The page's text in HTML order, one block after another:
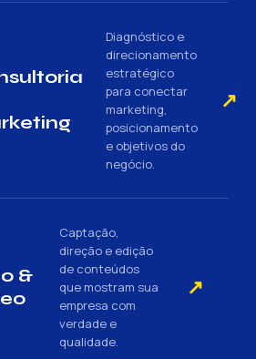
Diagnóstico e
direcionamento
estratégico
para conectar
marketing,
posicionamento
e objetivos do
negócio.
↗
&
Captação,
direção e edição
de conteúdos
que mostram sua
empresa com
verdade e
qualidade.
↗